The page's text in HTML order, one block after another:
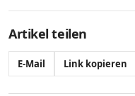
Artikel teilen
E-Mail Link kopieren